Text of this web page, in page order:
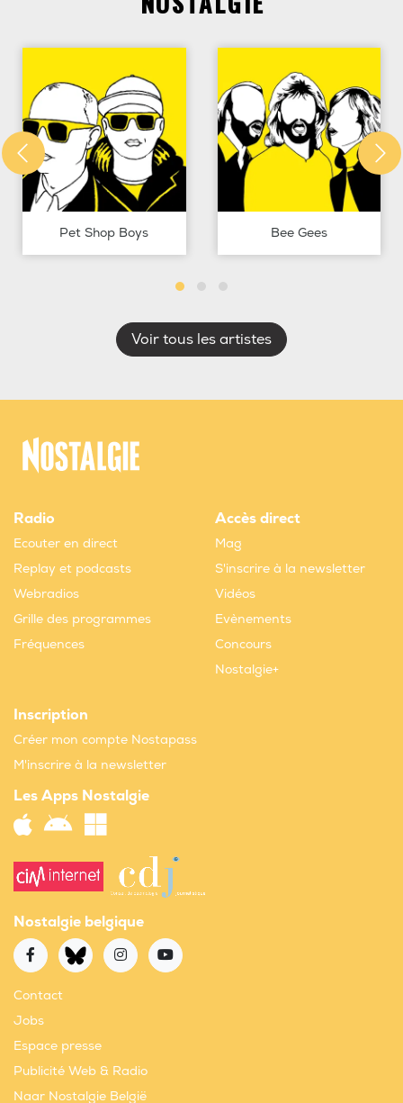
Pet Shop Boys Bee Gees
Voir tous les artistes
Radio
Ecouter en direct
Replay et podcasts
Webradios
Grille des programmes
Fréquences
Accès direct
Mag
S'inscrire à la newsletter
Vidéos
Evènements
Concours
Nostalgie+
Inscription
Créer mon compte Nostapass
M'inscrire à la newsletter
Les Apps Nostalgie
Nostalgie belgique
Contact
Jobs
Espace presse
Publicité Web & Radio
Naar Nostalgie België